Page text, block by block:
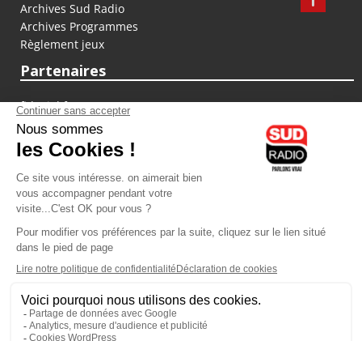
Archives Sud Radio
Archives Programmes
Règlement jeux
Partenaires
fiducial.fr
lyoncapitale.fr
olympique-et-lyonnais.com
L'application Iphone / Android
Téléchargez l'application
Les cookies
Gestion des cookies
Crédit photos : ©Sud Radio / Pierre Olivier